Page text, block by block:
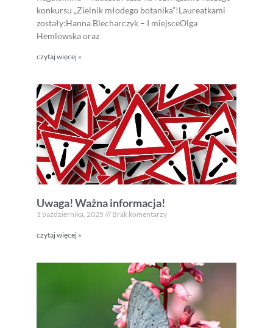
konkursu „Zielnik młodego botanika”!Laureatkami
zostały:Hanna Blecharczyk – I miejsceOlga
Hemlowska oraz
czytaj więcej »
Uwaga! Ważna informacja!
1 października, 2025 Brak komentarzy
czytaj więcej »